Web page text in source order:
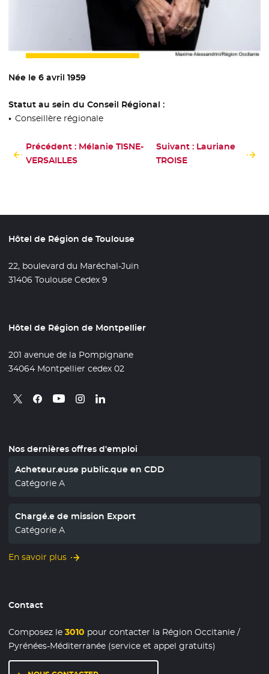
Née le 6 avril 1959
Statut au sein du Conseil Régional :
Conseillère régionale
Précédent : Mélanie TISNE-
VERSAILLES
Suivant : Lauriane
TROISE
Hôtel de Région de Toulouse
22, boulevard du Maréchal-Juin
31406 Toulouse Cedex 9
Hôtel de Région de Montpellier
201 avenue de la Pompignane
34064 Montpellier cedex 02
Retrouvez nous sur X
- Nouvelle fenêtre
Retrouvez nous sur Facebook
- Nouvelle fenêtre
Retrouvez nous sur Youtube
- Nouvelle fenêtre
Retrouvez nous sur Instagram
- Nouvelle fenêtre
Retrouvez nous sur Linkedin
- Nouvelle fenêtre
Nos dernières offres d'emploi
Acheteur.euse public.que en CDD
Catégorie A
Chargé.e de mission Export
Catégorie A
En savoir plus
Contact
Composez le3010 pour contacter la Région Occitanie /
Pyrénées-Méditerranée (service et appel gratuits)